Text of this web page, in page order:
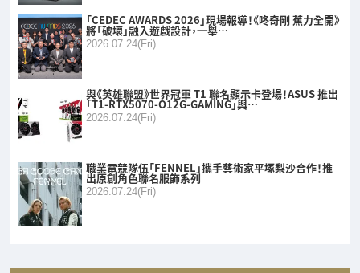
「CEDEC AWARDS 2026」現場報導！《咚奇剛 蕉力全開》
將「破壞」融入遊戲設計，一舉…
2026.07.24(Fri)
與《英雄聯盟》世界冠軍 T1 聯名顯示卡登場！ASUS 推出
「T1-RTX5070-O12G-GAMING」與…
2026.07.24(Fri)
職業電競隊伍「FENNEL」攜手藝術家平塚梨沙合作！推
出原創角色聯名服飾系列
2026.07.24(Fri)